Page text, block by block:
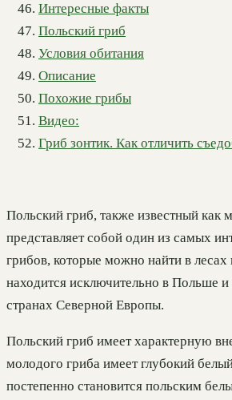
Интересные факты
Польский гриб
Условия обитания
Описание
Похожие грибы
Видео:
Гриб зонтик. Как отличить
Польский гриб, также известный как
представляет собой один из самых
грибов, которые можно найти в
находится исключительно в Польше
странах Северной Европы.
Польский гриб имеет характерную
молодого гриба имеет глубокий
постепенно становится польским